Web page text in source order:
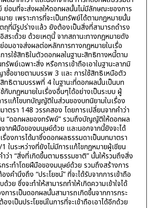
อมที่จะส่งผลให้ดอกผลนั้นไม่มีลักษณะของการ
าย เพราะการที่จะเป็นทรัพย์ได้ตามกฎหมายนั้น
ถุที่มีรูปร่างแล้ว ยังต้องเป็นสิ่งที่สามารถดำรง
สระด้วย ด้วยเหตุนี้ จากสถานะทางกฎหมายดัง
มอาจส่งผลต่อหลักการทางกฎหมายในเรื่อ
ารใช้สิทธิในตัวดอกผลในฐานะสิทธิทางหนี้ตาม
รัพย์เฉพาะสิ่ง หรือการเข้าถือเอาในฐานะลาภมิ
ซื้อขายตามบรรพ 3 และ การใช้สิทธิเหนือตัว
ทธิตามบรรพที่ 4 ในฐานะที่ดอกผลนั้นเป็นบท
กับกฎหมายในเรื่องอื่นๆได้อย่างเป็นระบบ ผู้
ารแก้ไขบทบัญญัติในส่วนของบทนิยามในเรื่อง
ตรา 148 วรรคสอง โดยการเปลี่ยนจากคำว่า
น “ดอกผลของทรัพย์” รวมถึงบัญญัติให้ดอกผล
ากฝีมือของมนุษย์ด้วย และนอกจากนี้ยังจะได้
องการได้มาซึ่งดอกผลธรรมดาเป็นบทมาตรา
ในระหว่างที่ยังไม่มีการแก้ไขกฎหมายผู้เขียน
ว่า “สิ่งที่เกิดขึ้นตามธรรมชาติ” นั้นให้รวมถึงสิ่ง
ระทำโดยฝีมือของมนุษย์ด้วย รวมถึงสร้างการ
คำนึงถึง “ประโยชน์” ที่จะได้รับจากการเข้าถือ
วย ซึ่งจะทำให้สามารถทำให้เกิดความเข้าใจได้
การเป็นดอกผลนั้นสามารถเกิดขึ้นจากการกระ
เป็นประโยชน์ในการที่จะเข้าถือเอาได้อีกด้วย